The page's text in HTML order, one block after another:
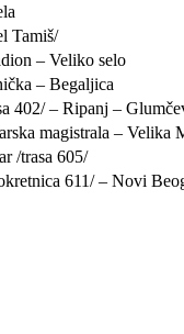
Tamiš/
– Veliko selo
– Begaljica
402/ – Ripanj –
magistrala – Velika
/trasa 605/
611/ – Novi